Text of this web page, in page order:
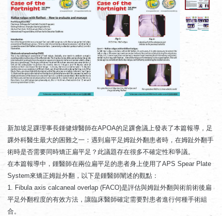
新加坡足踝理事長鍾健煒醫師在APOA的足踝會議上發表了本篇報導，足
踝外科醫生最大的困難之一：遇到扁平足姆趾外翻患者時，在姆趾外翻手
術時是否需要同時矯正扁平足？此議題存在很多不確定性和爭議。
在本篇報導中，鍾醫師在兩位扁平足的患者身上使用了APS Spear Plate
System來矯正姆趾外翻，以下是鍾醫師闡述的觀點：
1. Fibula axis calcaneal overlap (FACO)是評估與姆趾外翻與術前術後扁
平足外翻程度的有效方法，讓臨床醫師確定需要對患者進行何種手術組
合。